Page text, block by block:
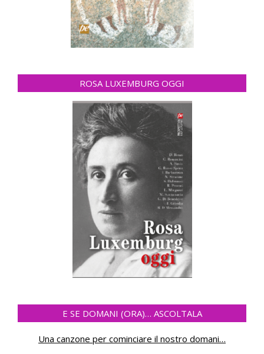
ROSA LUXEMBURG OGGI
E SE DOMANI (ORA)… ASCOLTALA
Una canzone per cominciare il nostro domani…